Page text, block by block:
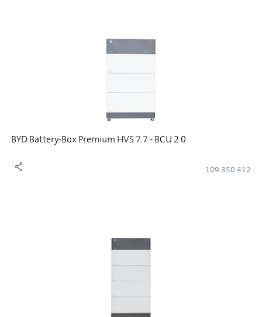
BYD Battery-Box Premium HVS 7.7 - BCU 2.0
109.350.412